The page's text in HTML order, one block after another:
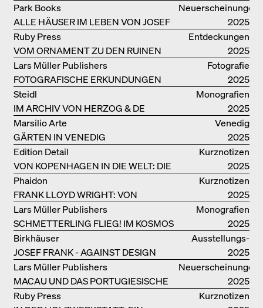
Neuerscheinungen
ALLE HÄUSER IM LEBEN VON JOSEF
FRANK
Park Books
2025
Entdeckungen
VOM ORNAMENT ZU DEN RUINEN
DES ALLTAGS
Ruby Press
2025
Fotografie
FOTOGRAFISCHE ERKUNDUNGEN
VON DENISE SCOTT BROWN
Lars Müller Publishers
2025
Monografien
IM ARCHIV VON HERZOG & DE
MEURON
Steidl
2025
Venedig
GÄRTEN IN VENEDIG
Marsilio Arte
2025
Kurznotizen
VON KOPENHAGEN IN DIE WELT: DIE
BJARKE INGELS GROUP
Edition Detail
2025
Kurznotizen
FRANK LLOYD WRIGHT: VON
FALLINGWATER BIS ZUM ROBBIE
HOUSE
Phaidon
2025
Monografien
SCHMETTERLING FLIEG! IM KOSMOS
VON EOOS
Lars Müller Publishers
2025
Ausstellungs­
kataloge
JOSEF FRANK - AGAINST DESIGN
Birkhäuser
2025
Neuerscheinungen
MACAU UND DAS PORTUGIESISCHE
KOLONIALERBE IN CHINA
Lars Müller Publishers
2025
Kurznotizen
Ruby Press